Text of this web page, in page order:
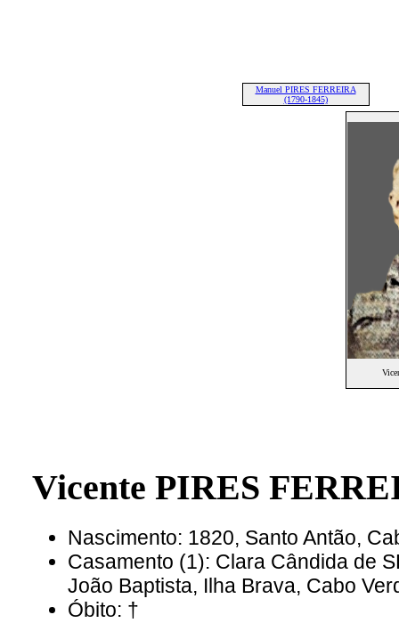
Manuel PIRES FERREIRA
(1790-1845)
Vicente PIRES
Nascimento: 1820, Santo Antão,
Casamento (1): Clara Cândida de
João Baptista, Ilha Brava, Cabo
Óbito: †